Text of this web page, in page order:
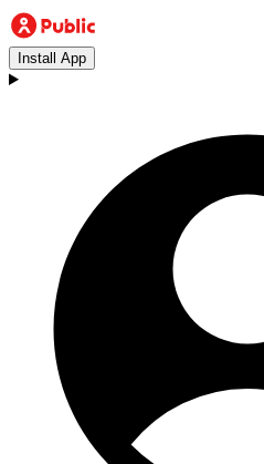
Install App